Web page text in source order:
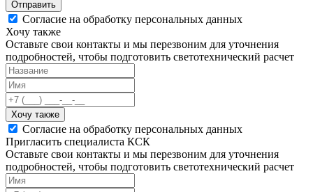
Отправить
Согласие на обработку персональных данных
Хочу также
Оставьте свои контакты и мы перезвоним для уточнения
подробностей, чтобы подготовить светотехнический расчет
Хочу также
Согласие на обработку персональных данных
Пригласить специалиста КСК
Оставьте свои контакты и мы перезвоним для уточнения
подробностей, чтобы подготовить светотехнический расчет